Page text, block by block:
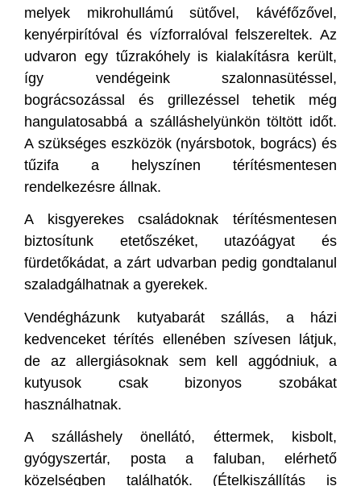
melyek mikrohullámú sütővel, kávéfőzővel,
kenyérpirítóval és vízforralóval felszereltek. Az
udvaron egy tűzrakóhely is kialakításra került,
így vendégeink szalonnasütéssel,
bográcsozással és grillezéssel tehetik még
hangulatosabbá a szálláshelyünkön töltött időt.
A szükséges eszközök (nyársbotok, bogrács) és
tűzifa a helyszínen térítésmentesen
rendelkezésre állnak.
A kisgyerekes családoknak térítésmentesen
biztosítunk etetőszéket, utazóágyat és
fürdetőkádat, a zárt udvarban pedig gondtalanul
szaladgálhatnak a gyerekek.
Vendégházunk kutyabarát szállás, a házi
kedvenceket térítés ellenében szívesen látjuk,
de az allergiásoknak sem kell aggódniuk, a
kutyusok csak bizonyos szobákat
használhatnak.
A szálláshely önellátó, éttermek, kisbolt,
gyógyszertár, posta a faluban, elérhető
közelségben találhatók. (Ételkiszállítás is